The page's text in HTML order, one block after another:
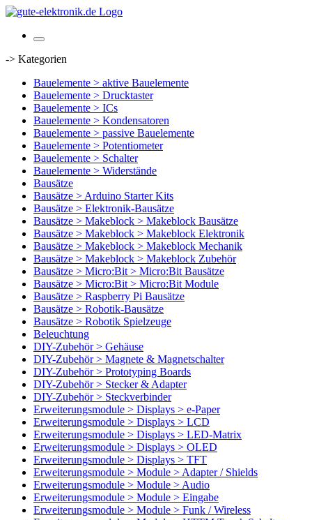
-> Kategorien
Bauelemente > aktive Bauelemente
Bauelemente > Drucktaster
Bauelemente > ICs
Bauelemente > Kondensatoren
Bauelemente > passive Bauelemente
Bauelemente > Potentiometer
Bauelemente > Schalter
Bauelemente > Widerstände
Bausätze
Bausätze > Arduino Starter Kits
Bausätze > Elektronik-Bausätze
Bausätze > Makeblock > Makeblock Bausätze
Bausätze > Makeblock > Makeblock Elektronik
Bausätze > Makeblock > Makeblock Mechanik
Bausätze > Makeblock > Makeblock Zubehör
Bausätze > Micro:Bit > Micro:Bit Bausätze
Bausätze > Micro:Bit > Micro:Bit Module
Bausätze > Raspberry Pi Bausätze
Bausätze > Robotik-Bausätze
Bausätze > Robotik Spielzeuge
Beleuchtung
DIY-Zubehör > Gehäuse
DIY-Zubehör > Magnete & Magnetschalter
DIY-Zubehör > Prototyping Boards
DIY-Zubehör > Stecker & Adapter
DIY-Zubehör > Steckverbinder
Erweiterungsmodule > Displays > e-Paper
Erweiterungsmodule > Displays > LCD
Erweiterungsmodule > Displays > LED-Matrix
Erweiterungsmodule > Displays > OLED
Erweiterungsmodule > Displays > TFT
Erweiterungsmodule > Module > Adapter / Shields
Erweiterungsmodule > Module > Audio
Erweiterungsmodule > Module > Eingabe
Erweiterungsmodule > Module > Funk / Wireless